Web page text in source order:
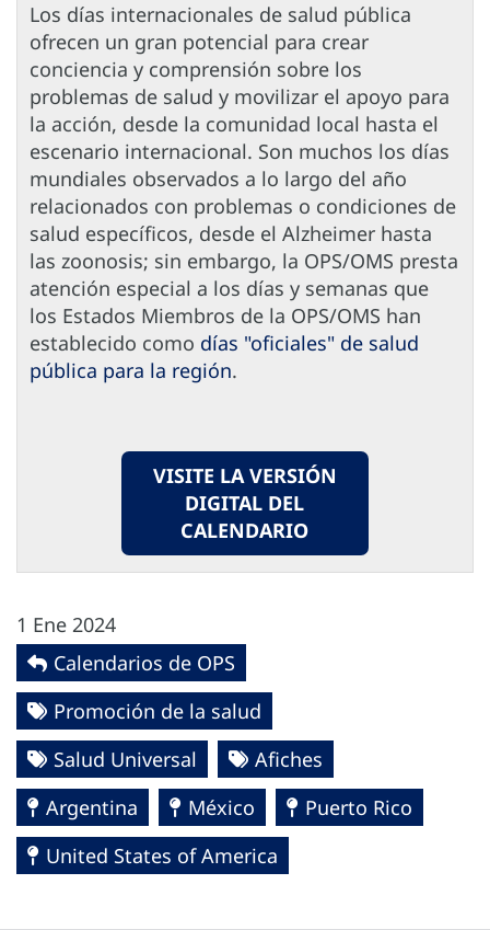
Los días internacionales de salud pública
ofrecen un gran potencial para crear
conciencia y comprensión sobre los
problemas de salud y movilizar el apoyo para
la acción, desde la comunidad local hasta el
escenario internacional. Son muchos los días
mundiales observados a lo largo del año
relacionados con problemas o condiciones de
salud específicos, desde el Alzheimer hasta
las zoonosis; sin embargo, la OPS/OMS presta
atención especial a los días y semanas que
los Estados Miembros de la OPS/OMS han
establecido como días "oficiales" de salud
pública para la región.
VISITE LA VERSIÓN
DIGITAL DEL
CALENDARIO
1 Ene 2024
Calendarios de OPS
Promoción de la salud
Salud Universal
Afiches
Argentina
México
Puerto Rico
United States of America